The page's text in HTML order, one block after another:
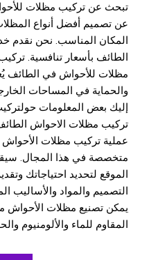
تبحث عن تركيب مظلات
عن تصميم أفضل أنواع
المكان المناسب. نحن
الطائف بأسعار تنافسية.
مظلات للأحواش في الطائف
والحماية في المساحات
إليك بعض المعلومات
عملية تركيب مظلات
متخصصة في هذا المجال.
الموقع لتحديد احتياجاتك
يمكن تصنيع مظلات الأحواش
المقاوم للماء والألومنيوم